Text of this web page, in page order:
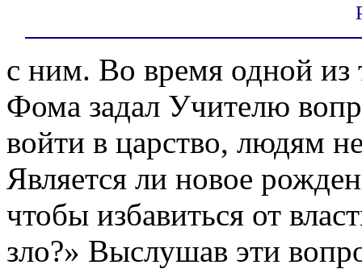
с ним. Во время одной из
Фома задал Учителю
войти в царство, людям
Является ли новое
чтобы избавиться от
зло?» Выслушав эти